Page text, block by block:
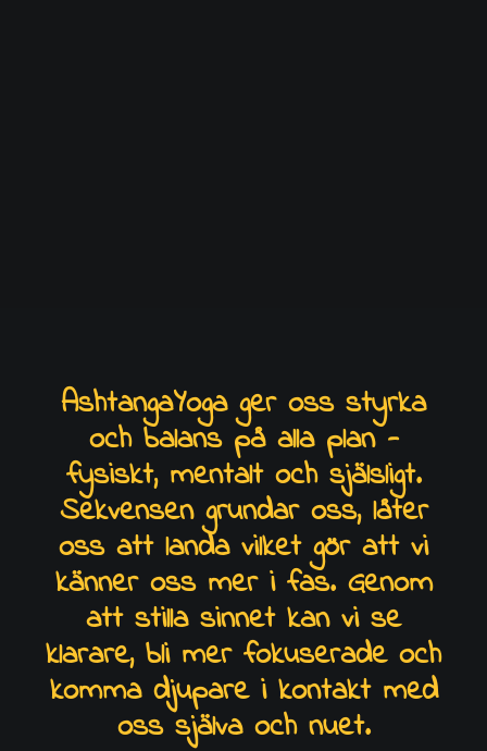
AshtangaYoga ger oss styrka
och balans på alla plan -
fysiskt, mentalt och själsligt.
Sekvensen grundar oss, låter
oss att landa vilket gör att vi
känner oss mer i fas. Genom
att stilla sinnet kan vi se
klarare, bli mer fokuserade och
komma djupare i kontakt med
oss själva och nuet.